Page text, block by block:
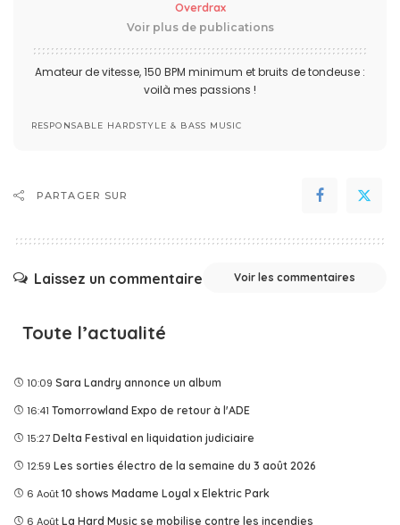
Overdrax
Voir plus de publications
Amateur de vitesse, 150 BPM minimum et bruits de tondeuse :
voilà mes passions !
RESPONSABLE HARDSTYLE & BASS MUSIC
PARTAGER SUR
Laissez un commentaire Voir les commentaires
Toute l’actualité
10:09 Sara Landry annonce un album
16:41 Tomorrowland Expo de retour à l'ADE
15:27 Delta Festival en liquidation judiciaire
12:59 Les sorties électro de la semaine du 3 août 2026
6 Août 10 shows Madame Loyal x Elektric Park
6 Août La Hard Music se mobilise contre les incendies